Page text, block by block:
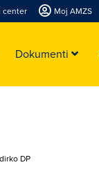
center Moj AMZS
Dokumenti
DP